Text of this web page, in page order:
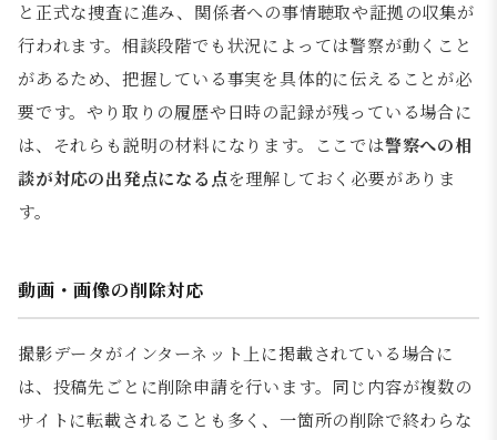
と正式な捜査に進み、関係者への事情聴取や証拠の収集が
行われます。相談段階でも状況によっては警察が動くこと
があるため、把握している事実を具体的に伝えることが必
要です。やり取りの履歴や日時の記録が残っている場合に
は、それらも説明の材料になります。ここでは警察への相
談が対応の出発点になる点を理解しておく必要がありま
す。
動画・画像の削除対応
撮影データがインターネット上に掲載されている場合に
は、投稿先ごとに削除申請を行います。同じ内容が複数の
サイトに転載されることも多く、一箇所の削除で終わらな